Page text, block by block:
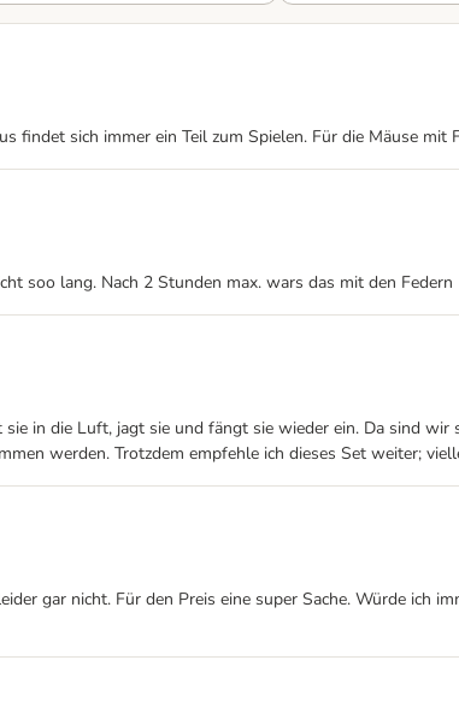
findet sich immer ein Teil zum Spielen. Für die Mäuse
soo lang. Nach 2 Stunden max. wars das mit den Federn
in die Luft, jagt sie und fängt sie wieder ein. Da sind
werden. Trotzdem empfehle ich dieses Set weiter;
gar nicht. Für den Preis eine super Sache. Würde ich